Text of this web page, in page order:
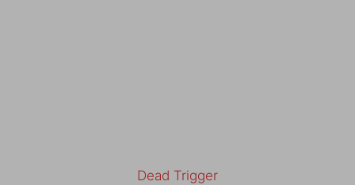
Dead Trigger